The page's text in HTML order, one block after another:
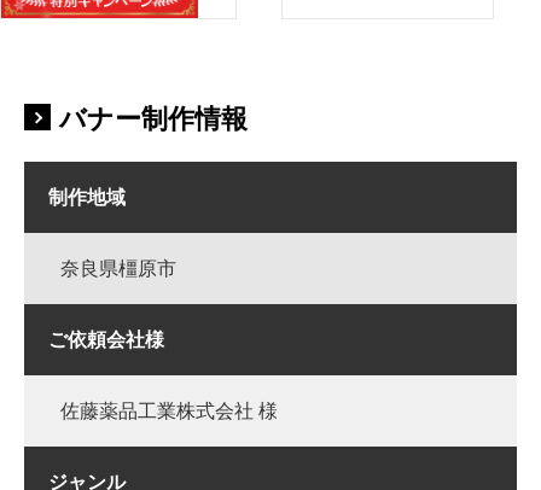
バナー制作情報
制作地域
奈良県橿原市
ご依頼会社様
佐藤薬品工業株式会社 様
ジャンル